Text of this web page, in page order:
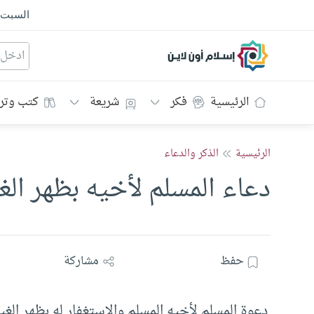
السبت
إسلام أون لاين
الرئيسية فكر شريعة كتب
الرئيسية الذكر والدعاء
دعاء المسلم لأخيه بظهر
حفظ مشاركة